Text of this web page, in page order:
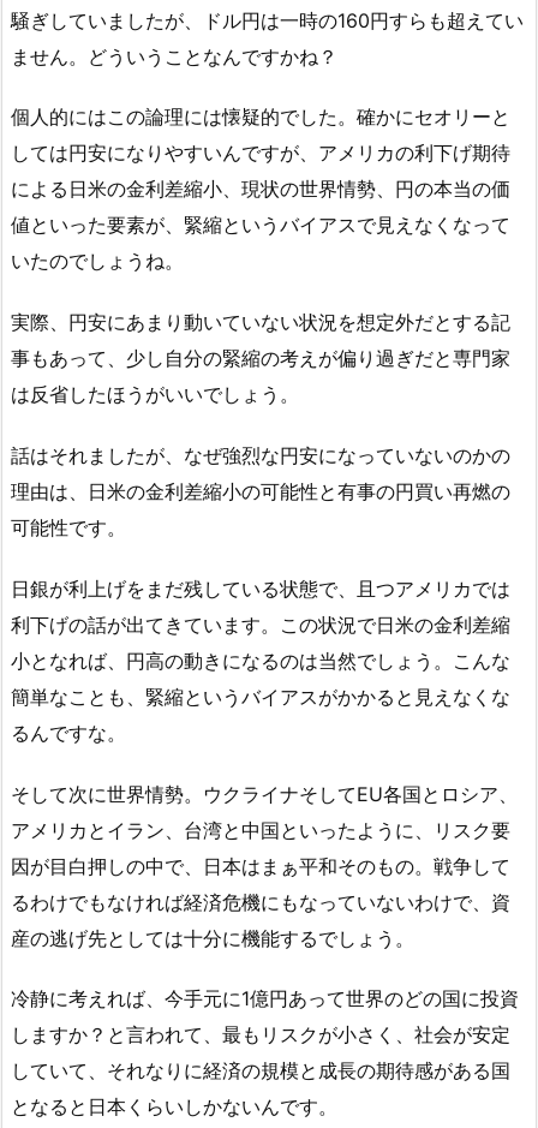
騒ぎしていましたが、ドル円は一時の160円すらも超えてい
ません。どういうことなんですかね？
個人的にはこの論理には懐疑的でした。確かにセオリーと
しては円安になりやすいんですが、アメリカの利下げ期待
による日米の金利差縮小、現状の世界情勢、円の本当の価
値といった要素が、緊縮というバイアスで見えなくなって
いたのでしょうね。
実際、円安にあまり動いていない状況を想定外だとする記
事もあって、少し自分の緊縮の考えが偏り過ぎだと専門家
は反省したほうがいいでしょう。
話はそれましたが、なぜ強烈な円安になっていないのかの
理由は、日米の金利差縮小の可能性と有事の円買い再燃の
可能性です。
日銀が利上げをまだ残している状態で、且つアメリカでは
利下げの話が出てきています。この状況で日米の金利差縮
小となれば、円高の動きになるのは当然でしょう。こんな
簡単なことも、緊縮というバイアスがかかると見えなくな
るんですな。
そして次に世界情勢。ウクライナそしてEU各国とロシア、
アメリカとイラン、台湾と中国といったように、リスク要
因が目白押しの中で、日本はまぁ平和そのもの。戦争して
るわけでもなければ経済危機にもなっていないわけで、資
産の逃げ先としては十分に機能するでしょう。
冷静に考えれば、今手元に1億円あって世界のどの国に投資
しますか？と言われて、最もリスクが小さく、社会が安定
していて、それなりに経済の規模と成長の期待感がある国
となると日本くらいしかないんです。